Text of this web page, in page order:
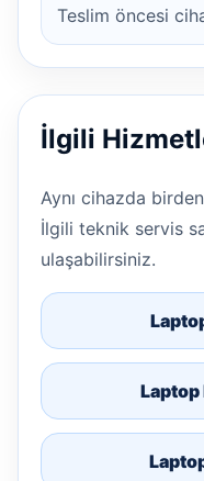
Teslim öncesi
İlgili
Aynı cihazda
İlgili teknik servis
ulaşabilirsiniz.
Laptop